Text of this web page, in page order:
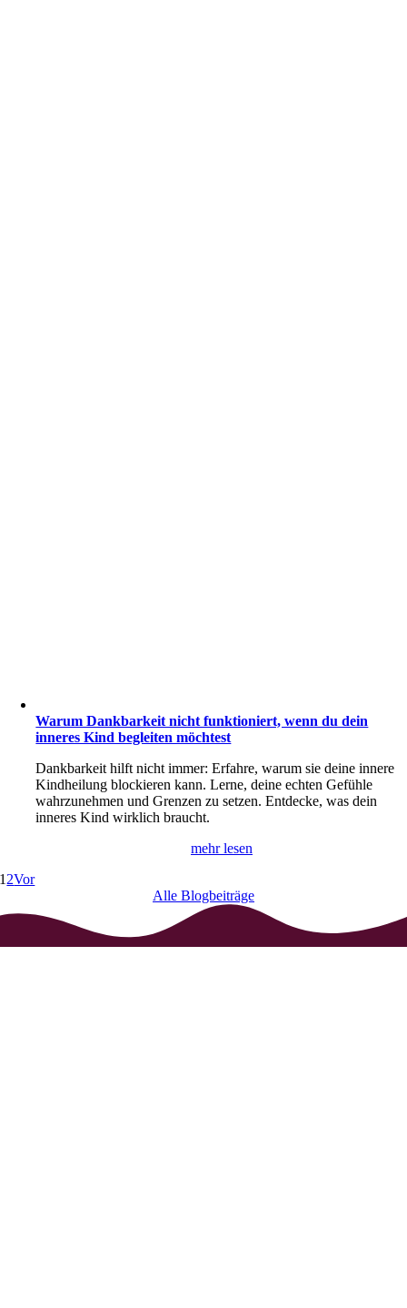
Warum Dankbarkeit nicht funktioniert, wenn du dein
inneres Kind begleiten möchtest
Dankbarkeit hilft nicht immer: Erfahre, warum sie deine innere
Kindheilung blockieren kann. Lerne, deine echten Gefühle
wahrzunehmen und Grenzen zu setzen. Entdecke, was dein
inneres Kind wirklich braucht.
mehr lesen
1 2Vor
Alle Blogbeiträge